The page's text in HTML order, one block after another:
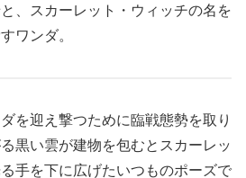
、スカーレット・ウィッチの名を
ワンダ。
を迎え撃つために臨戦態勢を取り
黒い雲が建物を包むとスカーレッ
手を下に広げたいつものポーズで